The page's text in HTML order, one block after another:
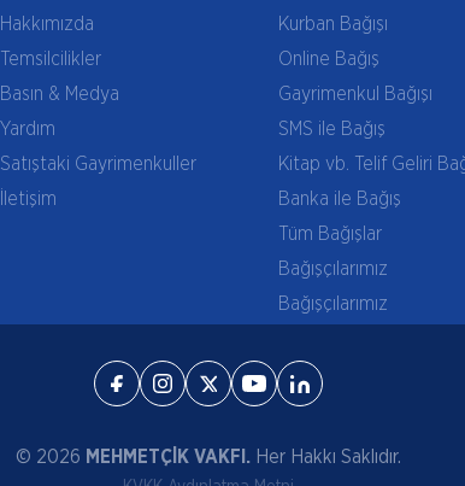
Hakkımızda
Temsilcilikler
Basın & Medya
Yardım
Satıştaki Gayrimenkuller
İletişim
Kurban Bağışı
Online Bağış
Gayrimenkul Bağışı
SMS ile Bağış
Kitap vb. Telif Geliri
Banka ile Bağış
Tüm Bağışlar
Bağışçılarımız
Bağışçılarımız
© 2026 MEHMETÇİK VAKFI. Her Hakkı Saklıdır.